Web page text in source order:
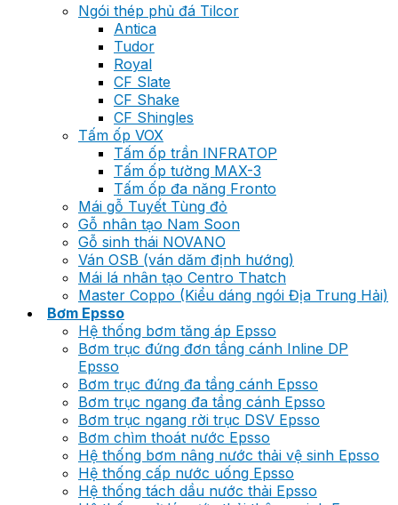
Ngói thép phủ đá Tilcor
Antica
Tudor
Royal
CF Slate
CF Shake
CF Shingles
Tấm ốp VOX
Tấm ốp trần INFRATOP
Tấm ốp tường MAX-3
Tấm ốp đa năng Fronto
Mái gỗ Tuyết Tùng đỏ
Gỗ nhân tạo Nam Soon
Gỗ sinh thái NOVANO
Ván OSB (ván dăm định hướng)
Mái lá nhân tạo Centro Thatch
Master Coppo (Kiểu dáng ngói Địa Trung Hải)
Bơm Epsso
Hệ thống bơm tăng áp Epsso
Bơm trục đứng đơn tầng cánh Inline DP
Epsso
Bơm trục đứng đa tầng cánh Epsso
Bơm trục ngang đa tầng cánh Epsso
Bơm trục ngang rời trục DSV Epsso
Bơm chìm thoát nước Epsso
Hệ thống bơm nâng nước thải vệ sinh Epsso
Hệ thống cấp nước uống Epsso
Hệ thống tách dầu nước thải Epsso